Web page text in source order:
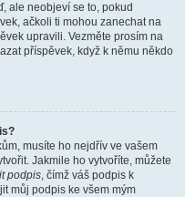
ale neobjeví se to, pokud
ačkoli ti mohou zanechat na
upravili. Vezměte prosím na
příspěvek, když k němu někdo
musíte ho nejdřív ve vašem
Jakmile ho vytvoříte, můžete
podpis, čímž váš podpis k
můj podpis ke všem mým